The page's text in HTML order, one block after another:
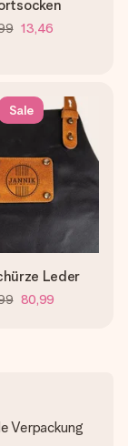
13,46
Sale
Leder
80,99
Verpackung